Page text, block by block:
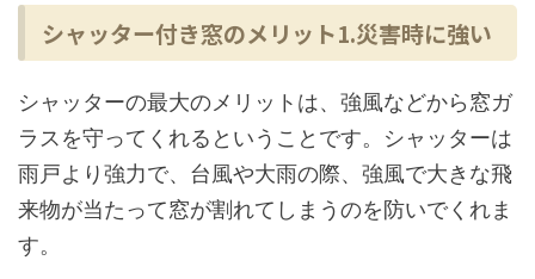
シャッター付き窓のメリット1.災害時に強い
シャッターの最大のメリットは、強風などから窓ガ
ラスを守ってくれるということです。シャッターは
雨戸より強力で、台風や大雨の際、強風で大きな飛
来物が当たって窓が割れてしまうのを防いでくれま
す。